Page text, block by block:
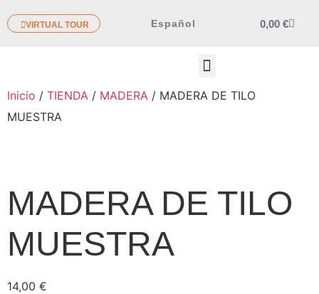
VIRTUAL TOUR Español 0,00 €
Inicio / TIENDA / MADERA / MADERA DE TILO
MUESTRA
MADERA DE TILO
MUESTRA
14,00 €